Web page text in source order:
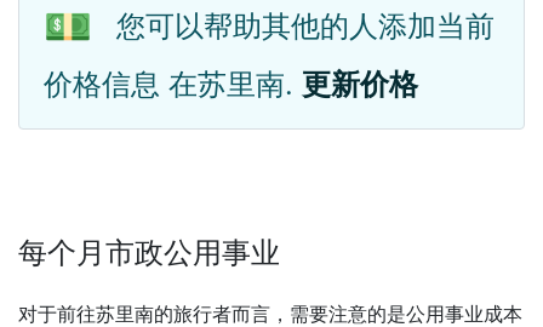
💵
您可以帮助其他的人添加当前
价格信息 在苏里南. 更新价格
每个月市政公用事业
对于前往苏里南的旅行者而言，需要注意的是公用事业成本